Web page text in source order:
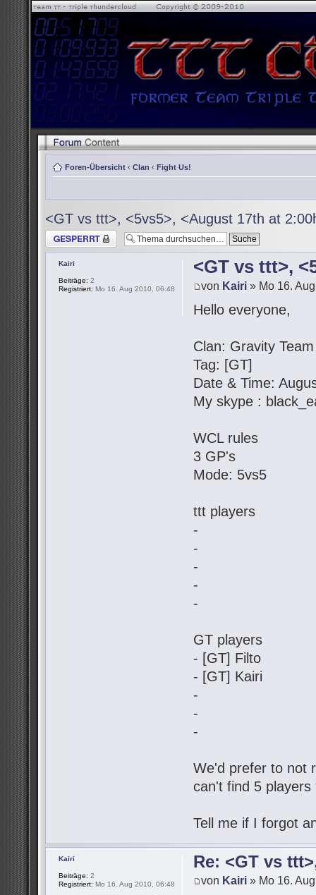
Foren-Übersicht ‹ Clan ‹ Fight Us!
<GT vs ttt>, <5vs5>, <August 17th at
Thema gesperrt
<GT vs ttt>,
von Kairi » Mo 16.
Hello everyone,
Clan: Gravity Team
Tag: [GT]
Date & Time:
My skype :
WCL rules
3 GP's
Mode: 5vs5
ttt players
-
-
-
-
-
GT players
- [GT] Filto
- [GT] Kairi
-
-
-
We'd prefer to not
can't find 5
Tell me if I forgot
Kairi
Beiträge: 2
Registriert: Mo 16. Aug 2010, 06:48
Re: <GT vs
von Kairi » Mo 16.
Kairi
Beiträge: 2
Registriert: Mo 16. Aug 2010, 06:48